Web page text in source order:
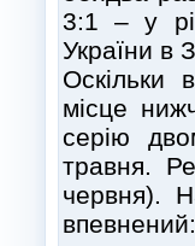
3:1 – у
України в
Оскільки
місце
серію
травня.
червня).